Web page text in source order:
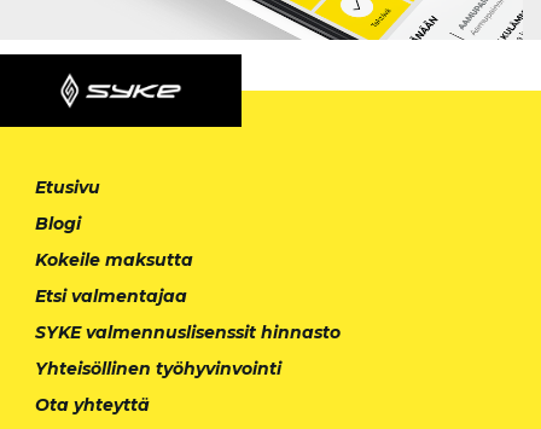
Etusivu
Blogi
Kokeile maksutta
Etsi valmentajaa
SYKE valmennuslisenssit hinnasto
Yhteisöllinen työhyvinvointi
Ota yhteyttä